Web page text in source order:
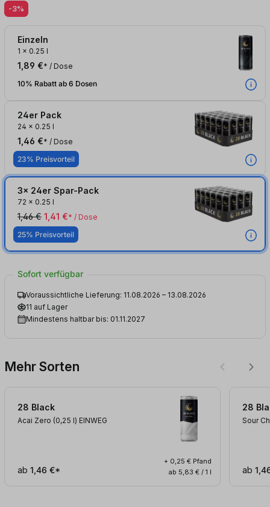
-3%
Einzeln
1 x 0.25 l
1,89 €* / Dose
10% Rabatt ab 6 Dosen
24er Pack
24 x 0.25 l
1,46 €* / Dose
23% Preisvorteil
3x 24er Spar-Pack
72 x 0.25 l
1,46 € 1,41 €* / Dose
25% Preisvorteil
Sofort verfügbar
Voraussichtliche Lieferung: 11.08.2026 – 13.08.2026
11 auf Lager
Mindestens haltbar bis: 01.11.2027
Mehr Sorten
28 Black
Acai Zero (0,25 l) EINWEG
ab 1,46 €*
+ 0,25 € Pfand
ab 5,83 € / 1 l
28
Sour
ab